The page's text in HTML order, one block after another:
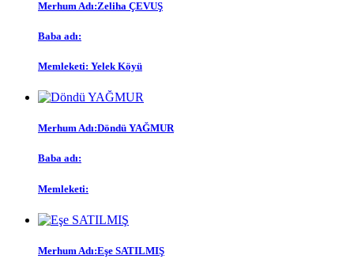
Merhum Adı:Zeliha ÇEVUŞ
Baba adı:
Memleketi: Yelek Köyü
Merhum Adı:Döndü YAĞMUR
Baba adı:
Memleketi:
Merhum Adı:Eşe SATILMIŞ